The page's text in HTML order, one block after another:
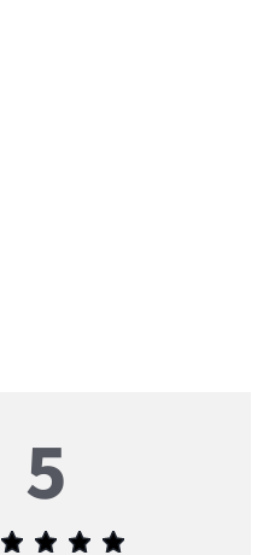
5
Průměrné